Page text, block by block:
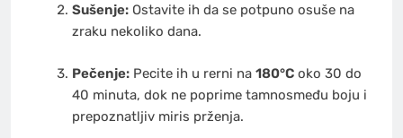
Sušenje:Ostavite ih da se potpuno osuše na
zraku nekoliko dana.
Pečenje:Pecite ih u rerni na 180°Coko 30 do
40 minuta, dok ne poprime tamnosmeđu boju i
prepoznatljiv miris prženja.